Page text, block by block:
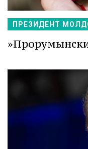
ПРЕЗИДЕНТ